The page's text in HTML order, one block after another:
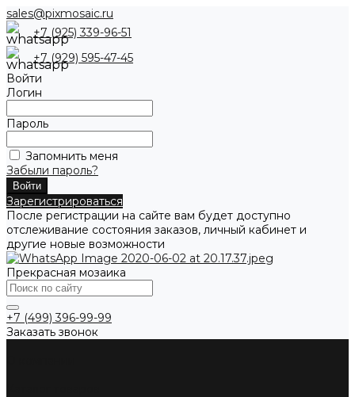
sales@pixmosaic.ru
+7 (925) 339-96-51
+7 (929) 595-47-45
Войти
Логин
Пароль
Запомнить меня
Забыли пароль?
Зарегистрироваться
После регистрации на сайте вам будет доступно
отслеживание состояния заказов, личный кабинет и
другие новые возможности
Прекрасная мозаика
+7 (499) 396-99-99
Заказать звонок